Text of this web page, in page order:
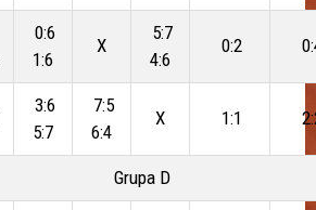
0:6
1:6
X
5:7
4:6
0:2
3:6
5:7
7:5
6:4
X 1:1
Grupa D